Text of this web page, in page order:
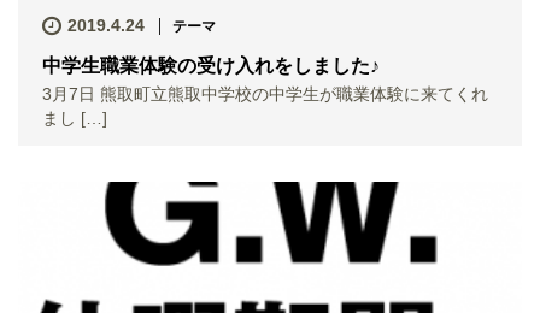
2019.4.24 テーマ
中学生職業体験の受け入れをしました♪
3月7日 熊取町立熊取中学校の中学生が職業体験に来てくれ
まし […]